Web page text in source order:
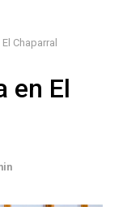
Chaparral
en El